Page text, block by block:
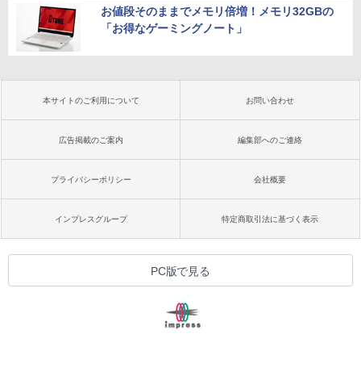
お値段そのままでメモリ倍増！メモリ32GBの
「お得なゲーミングノート」
本サイトのご利用について お問い合わせ
広告掲載のご案内 編集部へのご連絡
プライバシーポリシー 会社概要
インプレスグループ 特定商取引法に基づく表示
PC版で見る